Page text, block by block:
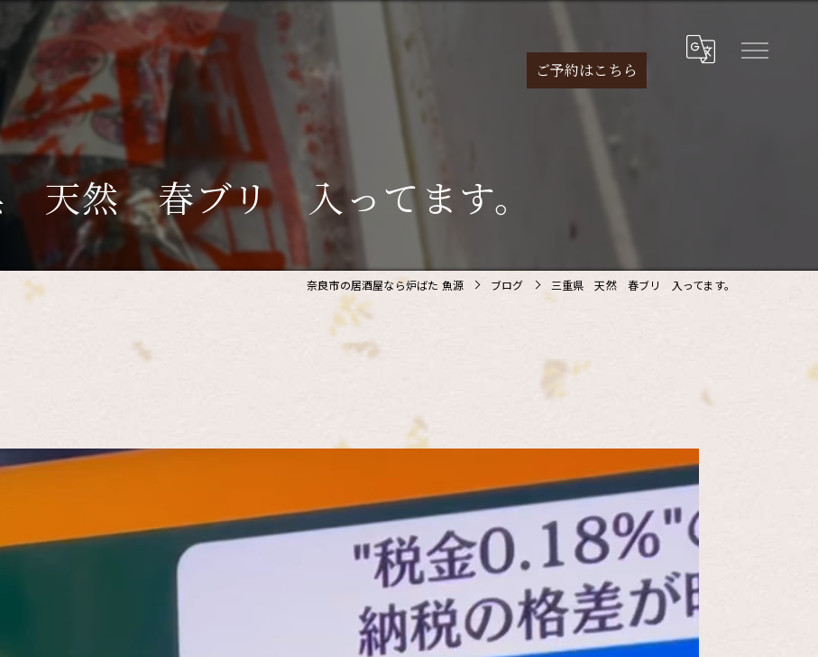
ご予約はこちら
天然 春ブリ 入ってます。
奈良市の居酒屋なら炉ばた 魚源 ブログ 三重県 天然 春ブリ 入ってます。